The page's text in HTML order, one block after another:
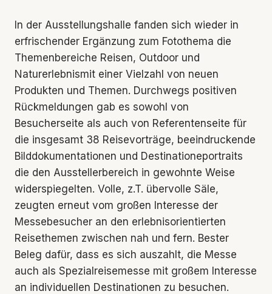
In der Ausstellungshalle fanden sich wieder in
erfrischender Ergänzung zum Fotothema die
Themenbereiche Reisen, Outdoor und
Naturerlebnismit einer Vielzahl von neuen
Produkten und Themen. Durchwegs positiven
Rückmeldungen gab es sowohl von
Besucherseite als auch von Referentenseite für
die insgesamt 38 Reisevorträge, beeindruckende
Bilddokumentationen und Destinationeportraits
die den Ausstellerbereich in gewohnte Weise
widerspiegelten. Volle, z.T. übervolle Säle,
zeugten erneut vom großen Interesse der
Messebesucher an den erlebnisorientierten
Reisethemen zwischen nah und fern. Bester
Beleg dafür, dass es sich auszahlt, die Messe
auch als Spezialreisemesse mit großem Interesse
an individuellen Destinationen zu besuchen.